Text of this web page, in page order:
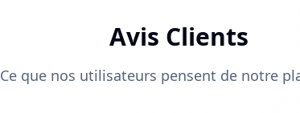
Avis Clients
Ce que nos utilisateurs pensent de notre